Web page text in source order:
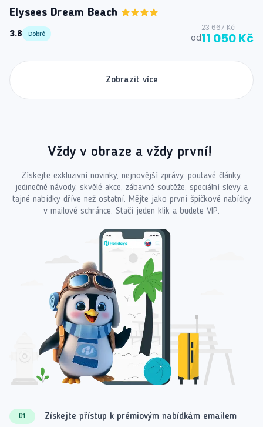
Elysees Dream Beach
3.8
Dobré od
23 667 Kč
11 050 Kč
Zobrazit více
Vždy v obraze a vždy první!
Získejte exkluzivní novinky, nejnovější zprávy, poutavé články,
jedinečné návody, skvělé akce, zábavné soutěže, speciální slevy a
tajné nabídky dříve než ostatní. Mějte jako první špičkové nabídky
v mailové schránce. Stačí jeden klik a budete VIP.
01 Získejte přístup k prémiovým nabídkám emailem